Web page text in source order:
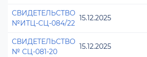
СВИДЕТЕЛЬСТВО
№ИТЦ-СЦ-084/22
15.12.2025
СВИДЕТЕЛЬСТВО
№ СЦ-081-20
15.12.2025